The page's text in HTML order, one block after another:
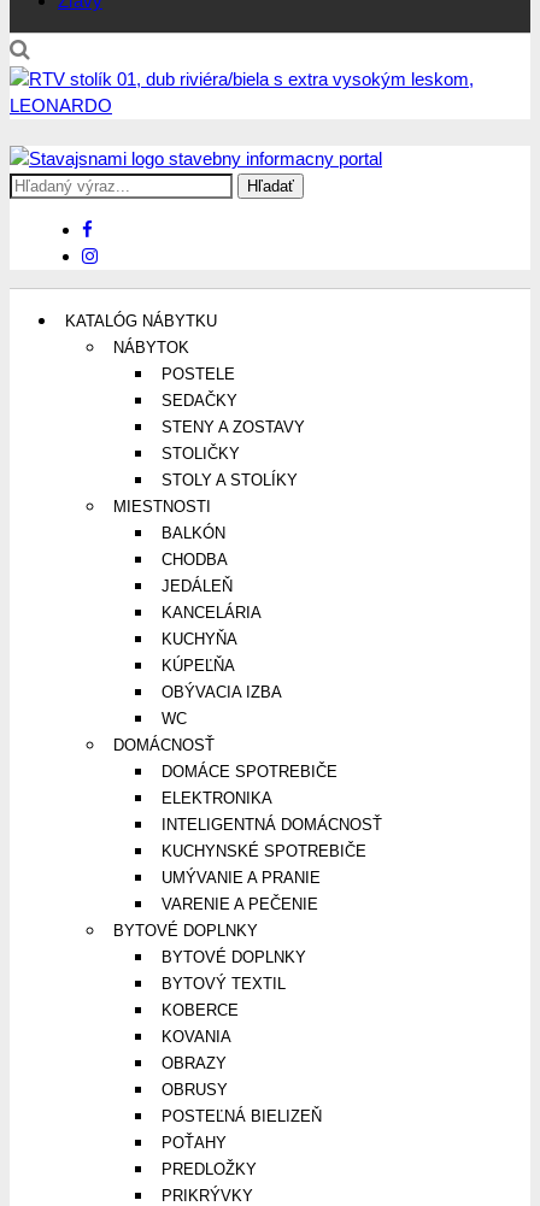
Stavajsnami.sk
Stavebníctvo, stavby, byty, domy a všetko o nich
Search
KATALÓG NÁBYTKU
NÁBYTOK
POSTELE
SEDAČKY
STENY A ZOSTAVY
STOLIČKY
STOLY A STOLÍKY
MIESTNOSTI
BALKÓN
CHODBA
JEDÁLEŇ
KANCELÁRIA
KUCHYŇA
KÚPEĽŇA
OBÝVACIA IZBA
WC
DOMÁCNOSŤ
DOMÁCE SPOTREBIČE
ELEKTRONIKA
INTELIGENTNÁ DOMÁCNOSŤ
KUCHYNSKÉ SPOTREBIČE
UMÝVANIE A PRANIE
VARENIE A PEČENIE
BYTOVÉ DOPLNKY
BYTOVÉ DOPLNKY
BYTOVÝ TEXTIL
KOBERCE
KOVANIA
OBRAZY
OBRUSY
POSTEĽNÁ BIELIZEŇ
POŤAHY
PREDLOŽKY
PRIKRÝVKY